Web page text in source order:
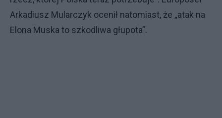
Arkadiusz Mularczyk ocenił natomiast, że „atak na
Elona Muska to szkodliwa głupota”.